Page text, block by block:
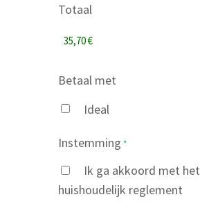
Totaal
Betaal met
Ideal
Instemming *
Ik ga akkoord met het
huishoudelijk reglement